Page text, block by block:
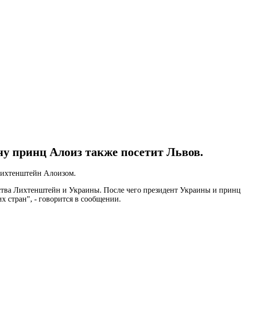
принц Алоиз также посетит Львов.
Алоизом.
Лихтенштейн и Украины. После чего президент Украины и принц
стран", - говорится в сообщении.